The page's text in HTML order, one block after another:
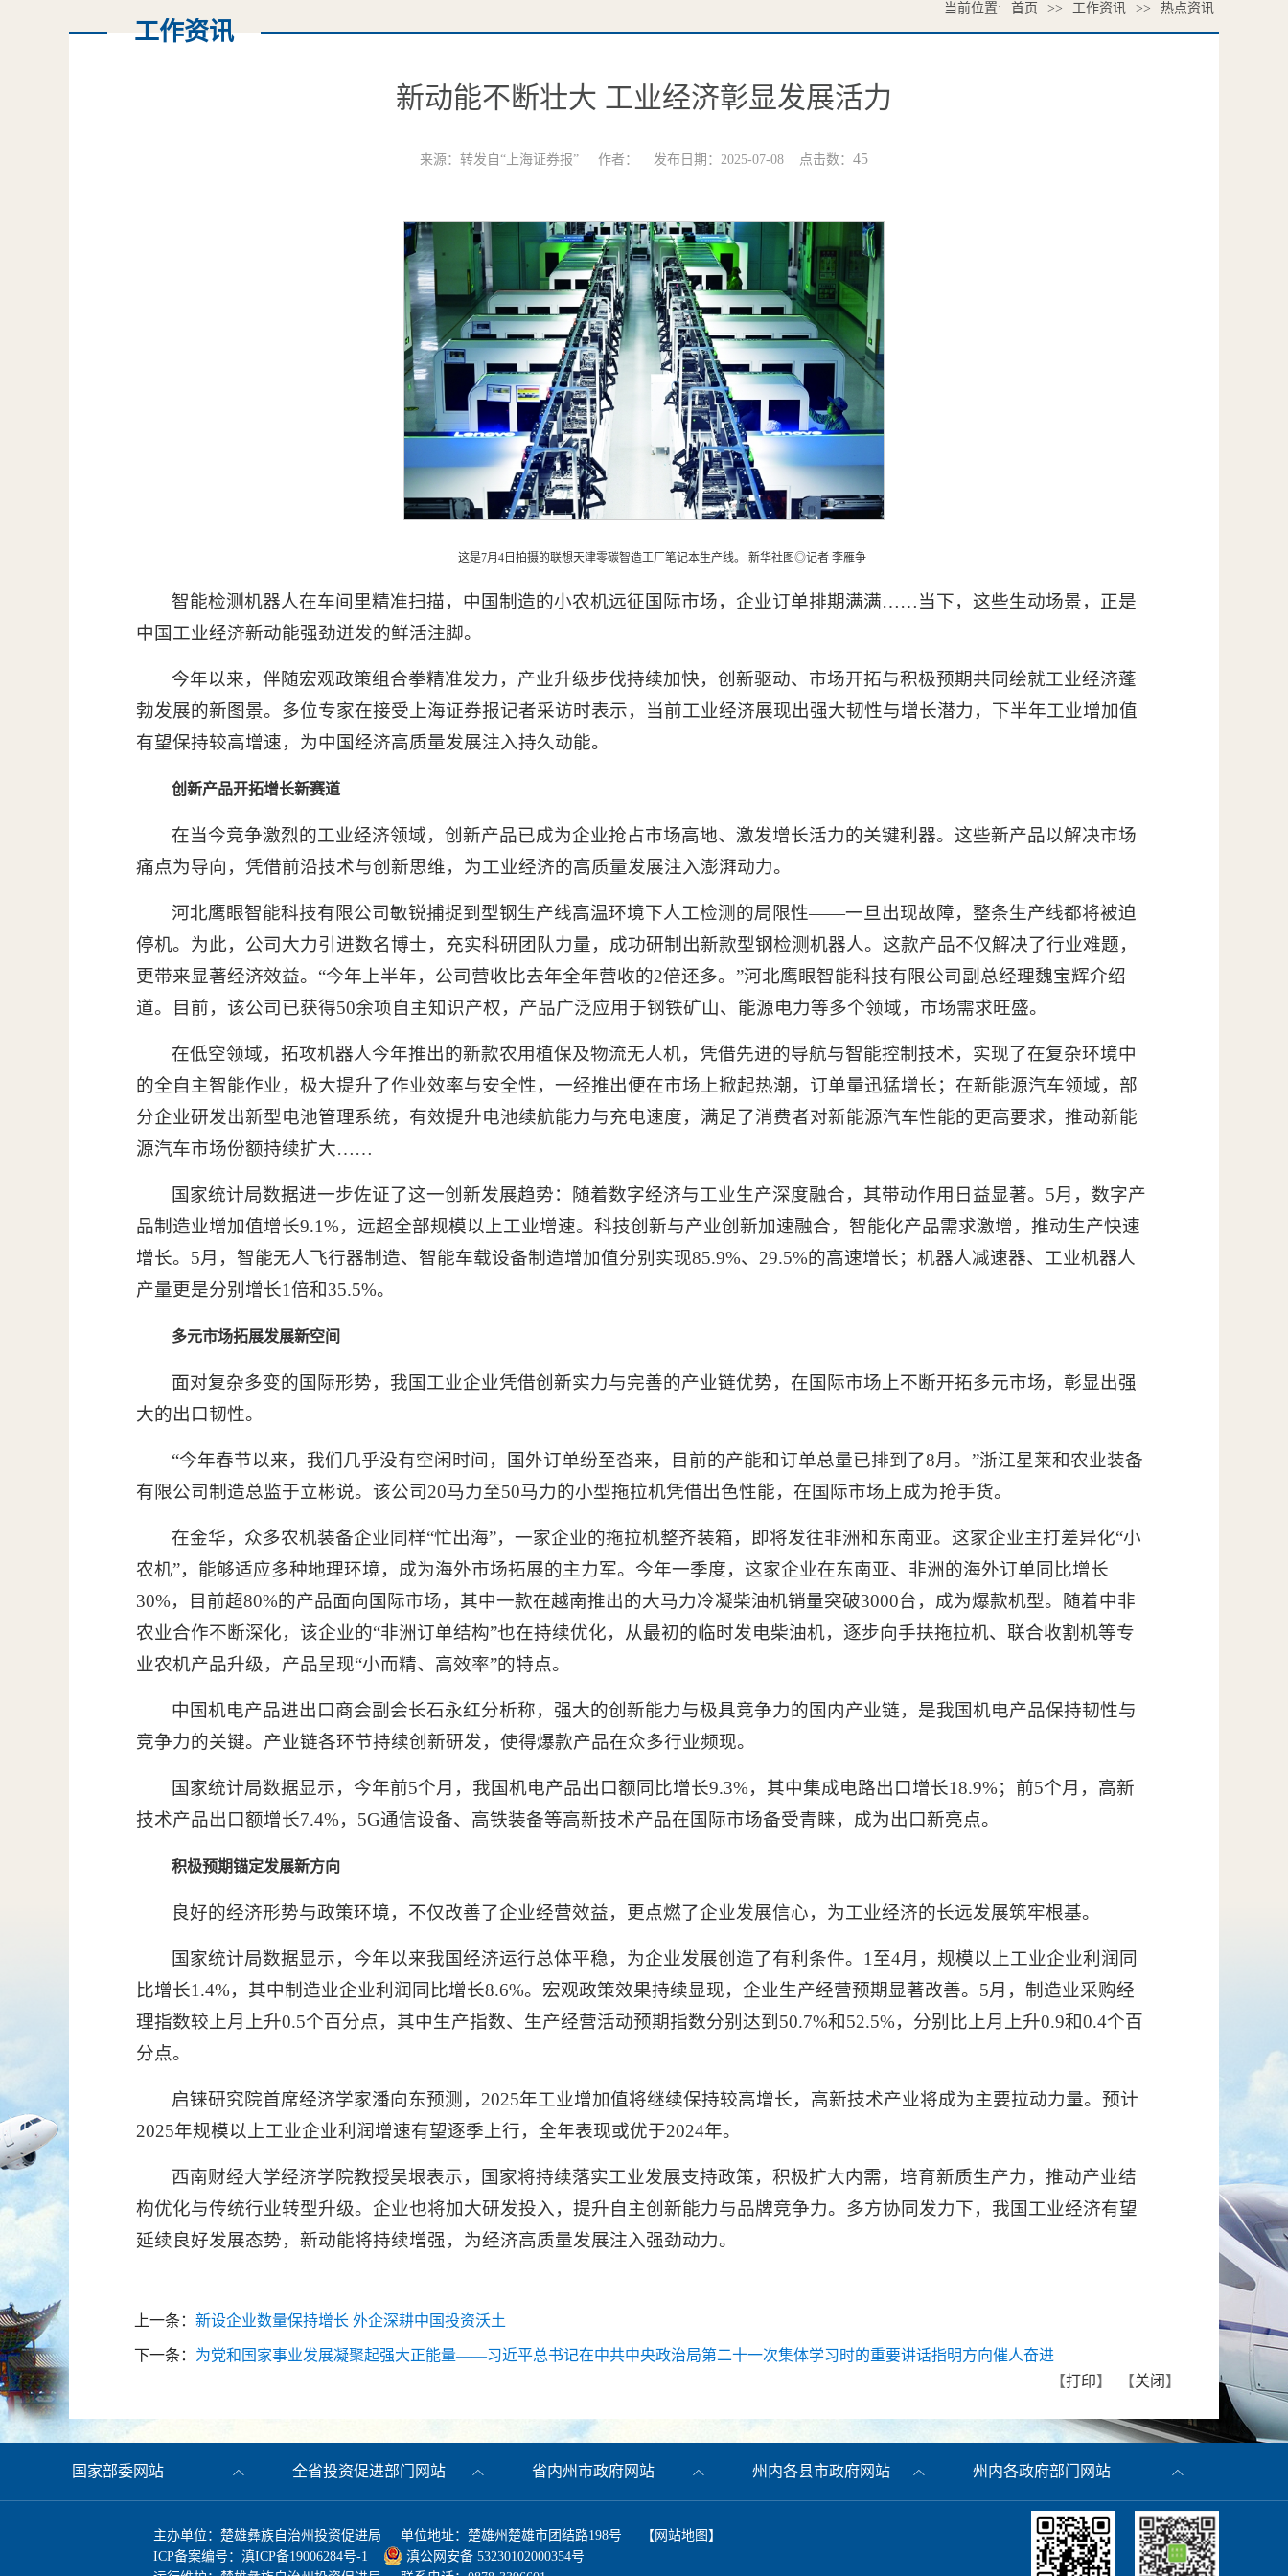
当前位置: 首页 >> 工作资讯 >> 热点资讯
工作资讯
新动能不断壮大 工业经济彰显发展活力
来源：转发自“上海证券报” 作者： 发布日期：2025-07-08 点击数： 45
这是7月4日拍摄的联想天津零碳智造工厂笔记本生产线。 新华社图◎记者 李雁争
智能检测机器人在车间里精准扫描，中国制造的小农机远征国际市场，企业订单排期满满……当下，这些生动场景，正是
中国工业经济新动能强劲迸发的鲜活注脚。
今年以来，伴随宏观政策组合拳精准发力，产业升级步伐持续加快，创新驱动、市场开拓与积极预期共同绘就工业经济蓬
勃发展的新图景。多位专家在接受上海证券报记者采访时表示，当前工业经济展现出强大韧性与增长潜力，下半年工业增加值
有望保持较高增速，为中国经济高质量发展注入持久动能。
创新产品开拓增长新赛道
在当今竞争激烈的工业经济领域，创新产品已成为企业抢占市场高地、激发增长活力的关键利器。这些新产品以解决市场
痛点为导向，凭借前沿技术与创新思维，为工业经济的高质量发展注入澎湃动力。
河北鹰眼智能科技有限公司敏锐捕捉到型钢生产线高温环境下人工检测的局限性——一旦出现故障，整条生产线都将被迫
停机。为此，公司大力引进数名博士，充实科研团队力量，成功研制出新款型钢检测机器人。这款产品不仅解决了行业难题，
更带来显著经济效益。“今年上半年，公司营收比去年全年营收的2倍还多。”河北鹰眼智能科技有限公司副总经理魏宝辉介绍
道。目前，该公司已获得50余项自主知识产权，产品广泛应用于钢铁矿山、能源电力等多个领域，市场需求旺盛。
在低空领域，拓攻机器人今年推出的新款农用植保及物流无人机，凭借先进的导航与智能控制技术，实现了在复杂环境中
的全自主智能作业，极大提升了作业效率与安全性，一经推出便在市场上掀起热潮，订单量迅猛增长；在新能源汽车领域，部
分企业研发出新型电池管理系统，有效提升电池续航能力与充电速度，满足了消费者对新能源汽车性能的更高要求，推动新能
源汽车市场份额持续扩大……
国家统计局数据进一步佐证了这一创新发展趋势：随着数字经济与工业生产深度融合，其带动作用日益显著。5月，数字产
品制造业增加值增长9.1%，远超全部规模以上工业增速。科技创新与产业创新加速融合，智能化产品需求激增，推动生产快速
增长。5月，智能无人飞行器制造、智能车载设备制造增加值分别实现85.9%、29.5%的高速增长；机器人减速器、工业机器人
产量更是分别增长1倍和35.5%。
多元市场拓展发展新空间
面对复杂多变的国际形势，我国工业企业凭借创新实力与完善的产业链优势，在国际市场上不断开拓多元市场，彰显出强
大的出口韧性。
“今年春节以来，我们几乎没有空闲时间，国外订单纷至沓来，目前的产能和订单总量已排到了8月。”浙江星莱和农业装备
有限公司制造总监于立彬说。该公司20马力至50马力的小型拖拉机凭借出色性能，在国际市场上成为抢手货。
在金华，众多农机装备企业同样“忙出海”，一家企业的拖拉机整齐装箱，即将发往非洲和东南亚。这家企业主打差异化“小
农机”，能够适应多种地理环境，成为海外市场拓展的主力军。今年一季度，这家企业在东南亚、非洲的海外订单同比增长
30%，目前超80%的产品面向国际市场，其中一款在越南推出的大马力冷凝柴油机销量突破3000台，成为爆款机型。随着中非
农业合作不断深化，该企业的“非洲订单结构”也在持续优化，从最初的临时发电柴油机，逐步向手扶拖拉机、联合收割机等专
业农机产品升级，产品呈现“小而精、高效率”的特点。
中国机电产品进出口商会副会长石永红分析称，强大的创新能力与极具竞争力的国内产业链，是我国机电产品保持韧性与
竞争力的关键。产业链各环节持续创新研发，使得爆款产品在众多行业频现。
国家统计局数据显示，今年前5个月，我国机电产品出口额同比增长9.3%，其中集成电路出口增长18.9%；前5个月，高新
技术产品出口额增长7.4%，5G通信设备、高铁装备等高新技术产品在国际市场备受青睐，成为出口新亮点。
积极预期锚定发展新方向
良好的经济形势与政策环境，不仅改善了企业经营效益，更点燃了企业发展信心，为工业经济的长远发展筑牢根基。
国家统计局数据显示，今年以来我国经济运行总体平稳，为企业发展创造了有利条件。1至4月，规模以上工业企业利润同
比增长1.4%，其中制造业企业利润同比增长8.6%。宏观政策效果持续显现，企业生产经营预期显著改善。5月，制造业采购经
理指数较上月上升0.5个百分点，其中生产指数、生产经营活动预期指数分别达到50.7%和52.5%，分别比上月上升0.9和0.4个百
分点。
启铼研究院首席经济学家潘向东预测，2025年工业增加值将继续保持较高增长，高新技术产业将成为主要拉动力量。预计
2025年规模以上工业企业利润增速有望逐季上行，全年表现或优于2024年。
西南财经大学经济学院教授吴垠表示，国家将持续落实工业发展支持政策，积极扩大内需，培育新质生产力，推动产业结
构优化与传统行业转型升级。企业也将加大研发投入，提升自主创新能力与品牌竞争力。多方协同发力下，我国工业经济有望
延续良好发展态势，新动能将持续增强，为经济高质量发展注入强劲动力。
上一条： 新设企业数量保持增长 外企深耕中国投资沃土
下一条： 为党和国家事业发展凝聚起强大正能量——习近平总书记在中共中央政治局第二十一次集体学习时的重要讲话指明方向催人奋进
【打印】 【关闭 】
国家部委网站 全省投资促进部门网站 省内州市政府网站 州内各县市政府网站 州内各政府部门网站
主办单位：楚雄彝族自治州投资促进局 单位地址：楚雄州楚雄市团结路198号 【 网站地图 】
ICP备案编号： 滇ICP备19006284号-1
滇公网安备 53230102000354号